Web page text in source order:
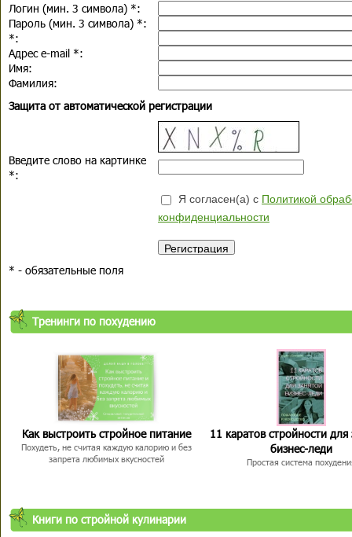
Логин (мин. 3 символа) *:
Пароль (мин. 3 символа) *:
*:
Адрес e-mail *:
Имя:
Фамилия:
Защита от автоматической регистрации
Введите слово на картинке
*:
Я согласен(а) с Политикой
конфиденциальности
* - обязательные поля
Тренинги по похудению
Как выстроить стройное питание
Похудеть, не считая каждую калорию и без
запрета любимых вкусностей
11 каратов стройности для
бизнес-леди
Простая система
Книги по стройной кулинарии